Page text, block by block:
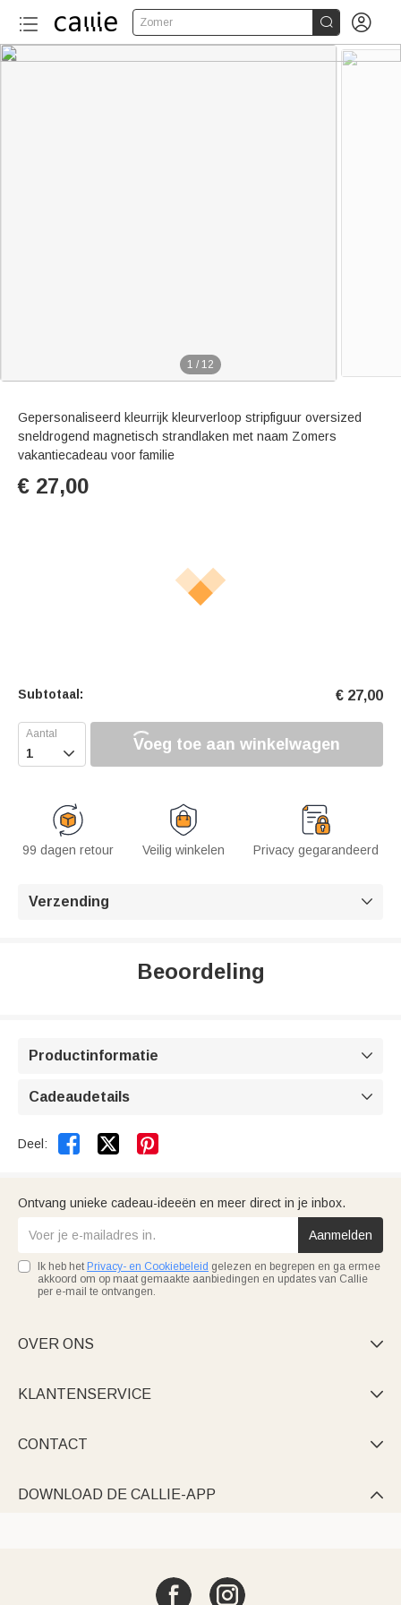
Zomer  
1 / 12
Gepersonaliseerd kleurrijk kleurverloop stripfiguur oversized
sneldrogend magnetisch strandlaken met naam Zomers
vakantiecadeau voor familie
€ 27,00
Subtotaal: € 27,00
 Voeg toe aan winkelwagen
99 dagen retour Veilig winkelen Privacy gegarandeerd
Verzending 
Beoordeling
Productinformatie 
Cadeaudetails 
Deel:  
Ontvang unieke cadeau-ideeën en meer direct in je inbox.
Aanmelden
Ik heb het Privacy- en Cookiebeleid gelezen en begrepen en ga ermee
akkoord om op maat gemaakte aanbiedingen en updates van Callie
per e-mail te ontvangen.
OVER ONS 
KLANTENSERVICE 
CONTACT 
DOWNLOAD DE CALLIE-APP 